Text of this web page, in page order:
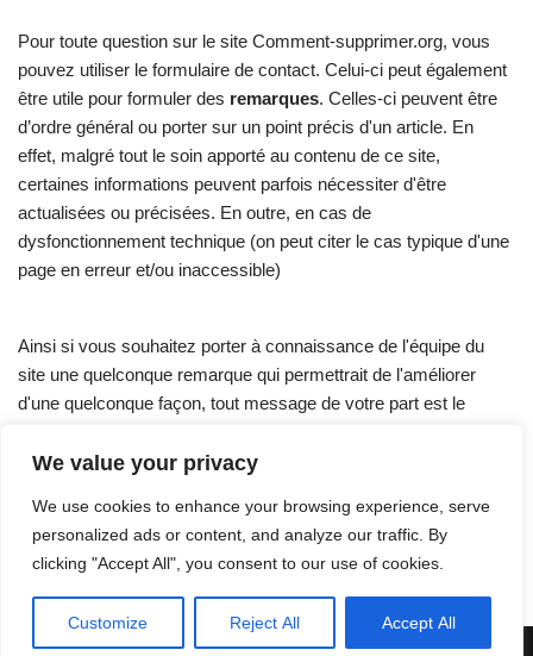
We value your privacy
We use cookies to enhance your browsing experience, serve
personalized ads or content, and analyze our traffic. By
clicking "Accept All", you consent to our use of cookies.
Customize Reject All Accept All
Pour toute question sur le site Comment-supprimer.org, vous
pouvez utiliser le formulaire de contact. Celui-ci peut également
être utile pour formuler des remarques. Celles-ci peuvent être
d’ordre général ou porter sur un point précis d'un article. En
effet, malgré tout le soin apporté au contenu de ce site,
certaines informations peuvent parfois nécessiter d'être
actualisées ou précisées. En outre, en cas de
dysfonctionnement technique (on peut citer le cas typique d'une
page en erreur et/ou inaccessible)
Ainsi si vous souhaitez porter à connaissance de l'équipe du
site une quelconque remarque qui permettrait de l'améliorer
d'une quelconque façon, tout message de votre part est le
Accueil Contact Mentions légales
Neve| Propulsé parWordPress